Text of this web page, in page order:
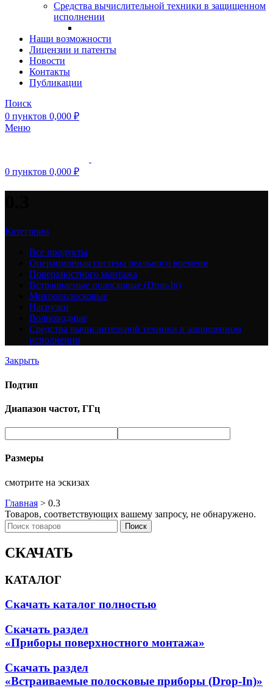
Средства вычислительной техники в защищенном
исполнении
Наши возможности
Лицензии и патенты
Новости
Контакты
Публикации
Поиск
0 пунктов 0,000 ₽
Меню
0 пунктов 0,000 ₽
Категории
Все продукты
Операционная система реального времени
Поверхностного монтажа
Встраиваемые полосковые (Drop-In)
Микрополосковые
Нагрузки
Волноводные
Средства вычислительной техники в защищенном
исполнении
Закрыть
Подтип
Диапазон частот, ГГц
Размеры
смотрите на эскизах
Главная > 0.3
Товаров, соответствующих вашему запросу, не обнаружено.
Поиск
СКАЧАТЬ
КАТАЛОГ
Скачать каталог полностью
Скачать раздел
«Приборы поверхностного монтажа»
Скачать раздел
«Встраиваемые полосковые приборы (Drop-In)»